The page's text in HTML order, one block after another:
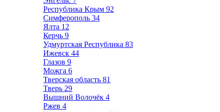
Республика Крым 92
Симферополь 34
Ялта 12
Керчь 9
Удмуртская Республика 83
Ижевск 44
Глазов 9
Можга 6
Тверская область 81
Тверь 29
Вышний Волочёк 4
Ржев 4